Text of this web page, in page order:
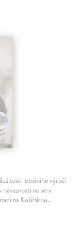
letošního výročí
na sérii
na Košířskou…